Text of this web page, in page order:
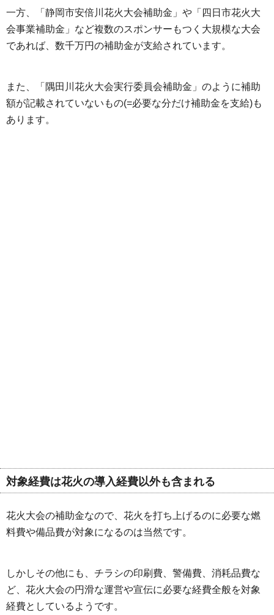
一方、「静岡市安倍川花火大会補助金」や「四日市花火大
会事業補助金」など複数のスポンサーもつく大規模な大会
であれば、数千万円の補助金が支給されています。
また、「隅田川花火大会実行委員会補助金」のように補助
額が記載されていないもの(=必要な分だけ補助金を支給)も
あります。
対象経費は花火の導入経費以外も含まれる
花火大会の補助金なので、花火を打ち上げるのに必要な燃
料費や備品費が対象になるのは当然です。
しかしその他にも、チラシの印刷費、警備費、消耗品費な
ど、花火大会の円滑な運営や宣伝に必要な経費全般を対象
経費としているようです。